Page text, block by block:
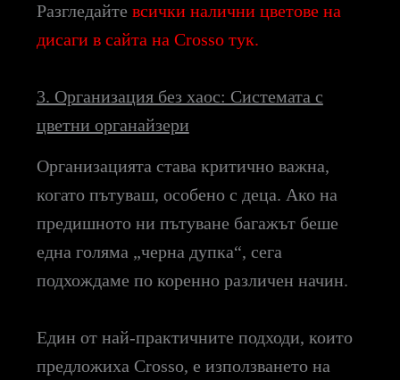
Разгледайте всички налични цветове на
дисаги в сайта на Crosso тук.
3. Организация без хаос: Системата с
цветни органайзери
Организацията става критично важна,
когато пътуваш, особено с деца. Ако на
предишното ни пътуване багажът беше
една голяма „черна дупка“, сега
подхождаме по коренно различен начин.
Един от най-практичните подходи, които
предложиха Crosso, е използването на